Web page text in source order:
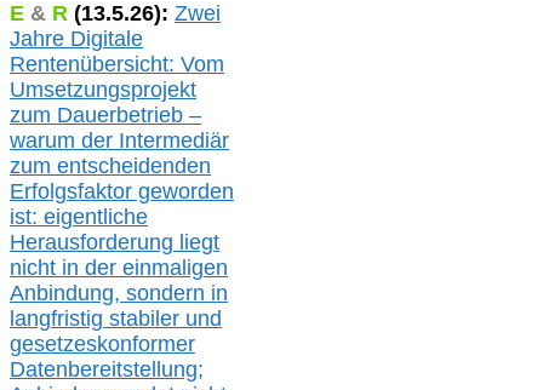
E & R (13.5.26): Zwei
Jahre Digitale
Rentenübersicht: Vom
Umsetzungsprojekt
zum Dauerbetrieb –
warum der Intermediär
zum entscheidenden
Erfolgsfaktor geworden
ist: eigentliche
Herausforderung liegt
nicht in der einmaligen
Anbindung, sondern in
langfristig stabiler und
gesetzeskonformer
Datenbereitstellung;